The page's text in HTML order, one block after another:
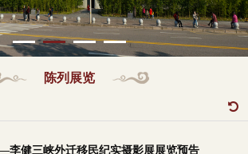
陈列展览
李健三峡外迁移民纪实摄影展展览预告